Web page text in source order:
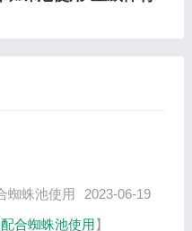
蜘蛛池使用
2023-06-19
合蜘蛛池使用】